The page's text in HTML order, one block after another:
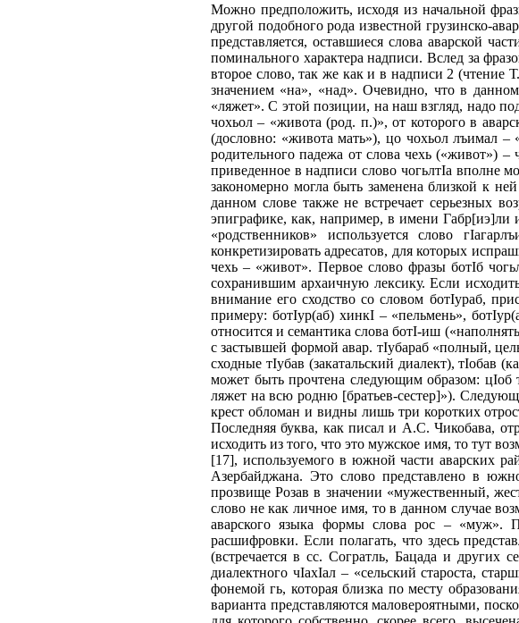
Можно предположить, исходя из начальной
другой подобного рода известной грузинско-
представляется, оставшиеся слова аварской
поминального характера надписи. Вслед за
второе слово, так же как и в надписи 2 (чтение
значением «на», «над». Очевидно, что в
«ляжет». С этой позиции, на наш взгляд, надо
чохьол – «живота (род. п.)», от которого в
(дословно: «живота мать»), цо чохьол лъимал
родительного падежа от слова чехь («живот»)
приведенное в надписи слово чогьлтIа вполне
закономерно могла быть заменена близкой к
данном слове также не встречает серьезных
эпиграфике, как, например, в имени Габр[иэ]ли
«родственников» используется слово
конкретизировать адресатов, для которых
чехь – «живот». Первое слово фразы ботIб
сохранившим архаичную лексику. Если
внимание его сходство со словом ботIураб,
примеру: ботIур(аб) хинкI – «пельмень»,
относится и семантика слова ботI-иш
с застывшей формой авар. тIубараб «полный,
сходные тIубав (закатальский диалект), тIобав
может быть прочтена следующим образом: цIоб
ляжет на всю родню [братьев-сестер]»).
крест обломан и видны лишь три коротких
Последняя буква, как писал и А.С. Чикобава,
исходить из того, что это мужское имя, то тут
[17], используемого в южной части аварских
Азербайджана. Это слово представлено в
прозвище Розав в значении «мужественный,
слово не как личное имя, то в данном случае
аварского языка формы слова рос – «муж».
расшифровки. Если полагать, что здесь
(встречается в сс. Согратль, Бацада и других
диалектного чIахIал – «сельский староста,
фонемой гь, которая близка по месту
варианта представляются маловероятными,